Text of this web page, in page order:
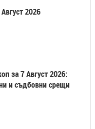
2026
за 7 Август 2026:
и съдбовни срещи